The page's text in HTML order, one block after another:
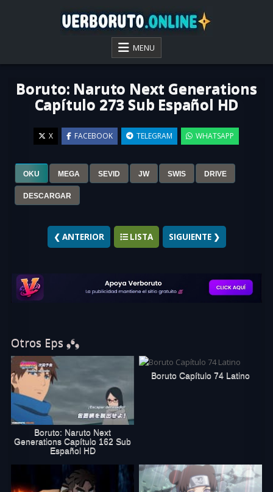
VER BORUTO ONLINE
MENU
Boruto: Naruto Next Generations
Capítulo 273 Sub Español HD
X FACEBOOK TELEGRAM WHATSAPP
OKU MEGA SEVID JW SWIS DRIVE
DESCARGAR ▶
❮ ANTERIOR LISTA SIGUIENTE ❯
completo online en excelente calidad HD.
Otros Eps ❟❛❟
Boruto: Naruto Next
Generations Capítulo 162 Sub
Español HD
Boruto Capítulo 74 Latino